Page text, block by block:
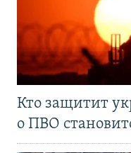
Кто защитит
о ПВО